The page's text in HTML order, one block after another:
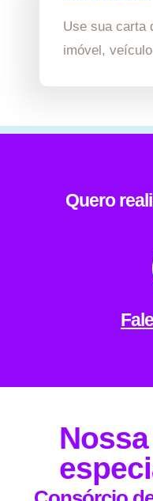
Use sua carta
imóvel,
Quero